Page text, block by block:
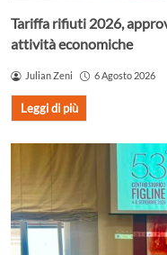
Tariffa rifiuti 2026,
attività economiche
Julian Zeni 6 Agosto 2026
Leggi di più